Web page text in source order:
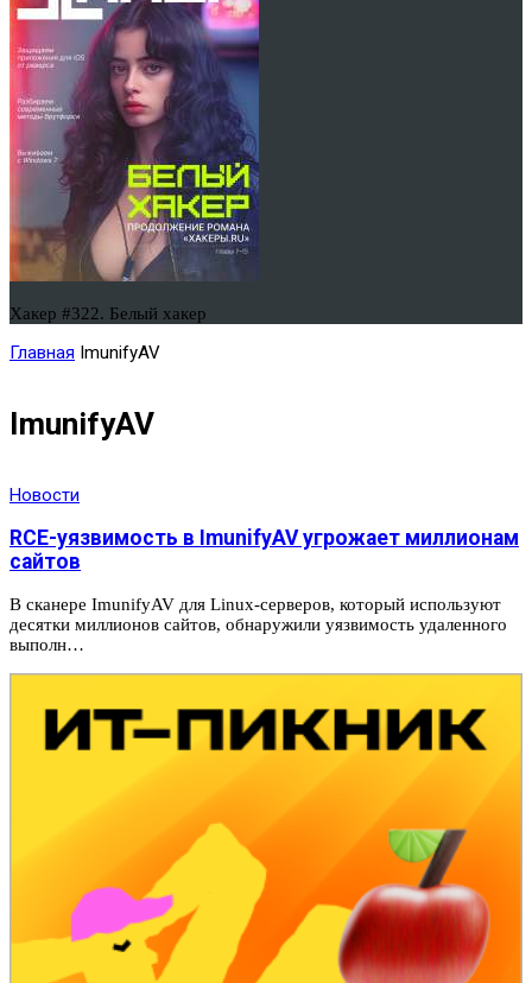
Хакер #322. Белый хакер
Главная ImunifyAV
ImunifyAV
Новости
RCE-уязвимость в ImunifyAV угрожает миллионам
сайтов
В сканере ImunifyAV для Linux-серверов, который используют
десятки миллионов сайтов, обнаружили уязвимость удаленного
выполн…